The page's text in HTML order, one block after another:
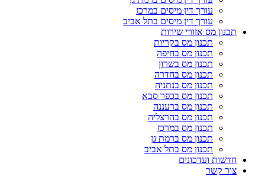
עורך דין מיסים במרכז
עורך דין מיסים בתל אביב
תכנון מס אזורי שירות
תכנון מס בקריות
תכנון מס בחיפה
תכנון מס בשרון
תכנון מס בחדרה
תכנון מס בנתניה
תכנון מס בכפר סבא
תכנון מס ברעננה
תכנון מס בהרצליה
תכנון מס במרכז
תכנון מס ברמת גן
תכנון מס בתל אביב
חדשות ועדכונים
צור קשר